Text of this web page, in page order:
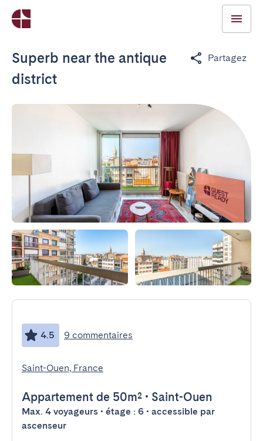
Superb near the antique
district
Partagez
4.5 9 commentaires
Saint-Ouen, France
Appartement de 50m² • Saint-Ouen
Max. 4 voyageurs • étage : 6 • accessible par
ascenseur